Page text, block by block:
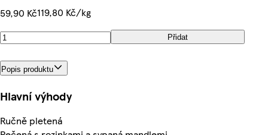
59,90 Kč119,80 Kč/kg
Přidat
Popis produktu
Hlavní výhody
Ručně pletená